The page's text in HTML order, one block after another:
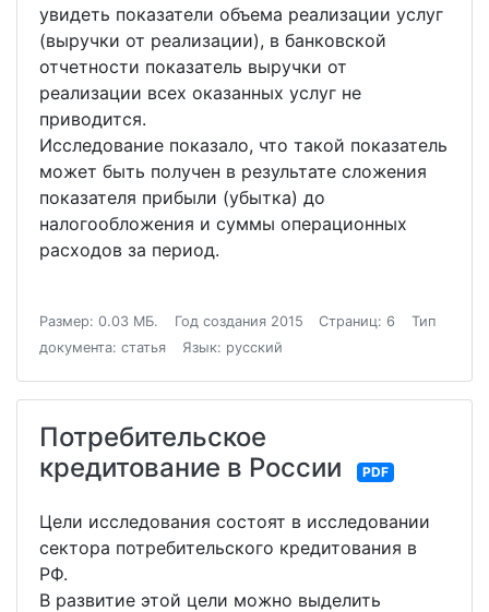
увидеть показатели объема реализации услуг
(выручки от реализации), в банковской
отчетности показатель выручки от
реализации всех оказанных услуг не
приводится.
Исследование показало, что такой показатель
может быть получен в результате сложения
показателя прибыли (убытка) до
налогообложения и суммы операционных
расходов за период.
Размер: 0.03 МБ. Год создания 2015 Страниц: 6
Тип
документа: статья
Язык: русский
Потребительское
кредитование в России
PDF
Цели исследования состоят в исследовании
сектора потребительского кредитования в
РФ.
В развитие этой цели можно выделить